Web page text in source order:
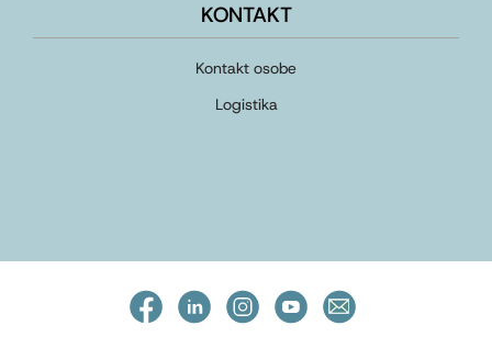
KONTAKT
Kontakt osobe
Logistika